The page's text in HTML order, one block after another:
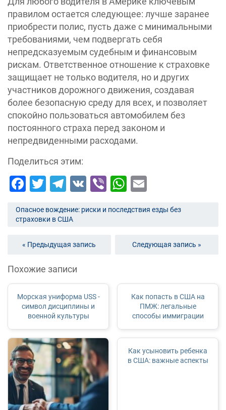
правилом остается следующее: лучше заранее
приобрести полис, пусть даже с минимальными
требованиями, чем подвергать себя
непредсказуемым судебным и финансовым
рискам. Ответственное отношение к страховке
защищает не только водителя, но и других
участников дорожного движения, создавая
более безопасную среду для всех, и позволяет
спокойно пользоваться автомобилем без
постоянного страха перед законом и
непредвиденными расходами.
Поделиться этим:
Facebook
Twitter
Telegram
VK ViberWhatsApp
Опасное вождение: риски и последствия езды без
страховки в США
« Предыдущая запись Следующая запись »
Похожие записи
Морская униформа USS -
символ дисциплины и
военной культуры
Как попасть в США на
ПМЖ: легальные
способы иммиграции
Как усыновить ребенка
в США: важные аспекты